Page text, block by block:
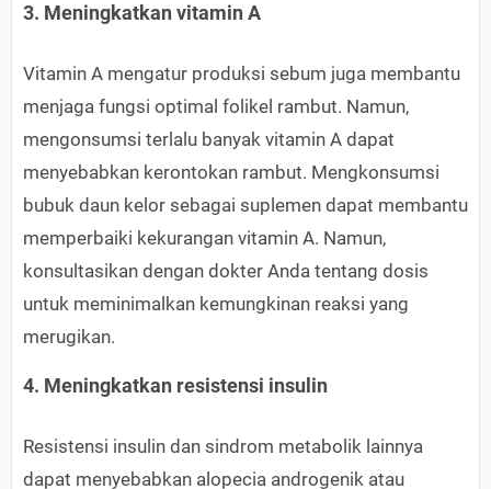
3. Meningkatkan vitamin A
Vitamin A mengatur produksi sebum juga membantu
menjaga fungsi optimal folikel rambut. Namun,
mengonsumsi terlalu banyak vitamin A dapat
menyebabkan kerontokan rambut. Mengkonsumsi
bubuk daun kelor sebagai suplemen dapat membantu
memperbaiki kekurangan vitamin A. Namun,
konsultasikan dengan dokter Anda tentang dosis
untuk meminimalkan kemungkinan reaksi yang
merugikan.
4. Meningkatkan resistensi insulin
Resistensi insulin dan sindrom metabolik lainnya
dapat menyebabkan alopecia androgenik atau